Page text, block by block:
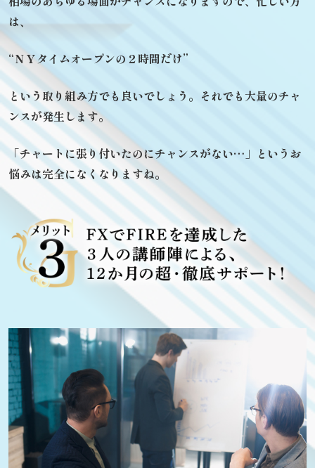
は、
“ＮＹタイムオープンの２時間だけ”
という取り組み方でも良いでしょう。 それでも大量のチャ
ンスが発生します。
「チャートに張り付いたのにチャンスがない…」 というお
悩みは完全になくなりますね。